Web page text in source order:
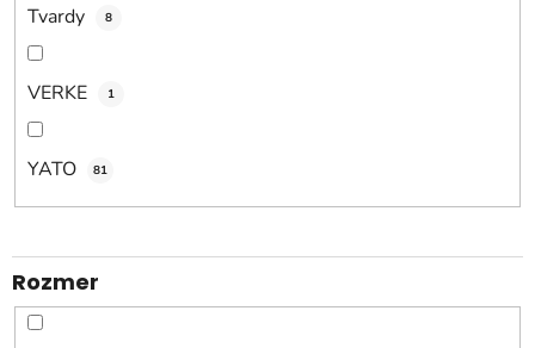
Tvardy 8
VERKE 1
YATO 81
Rozmer